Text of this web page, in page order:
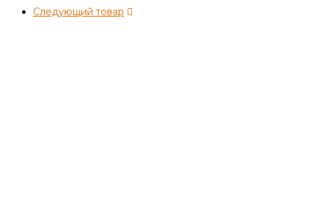
Следующий товар